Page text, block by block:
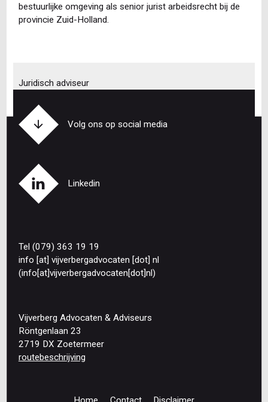
bestuurlijke omgeving als senior jurist arbeidsrecht bij de
provincie Zuid-Holland.
Juridisch adviseur
Volg ons op social media
Linkedin
Tel (079) 363 19 19
info [at] vijverbergadvocaten [dot] nl
(info[at]vijverbergadvocaten[dot]nl)
Vijverberg Advocaten & Adviseurs
Röntgenlaan 23
2719 DX Zoetermeer
routebeschrijving